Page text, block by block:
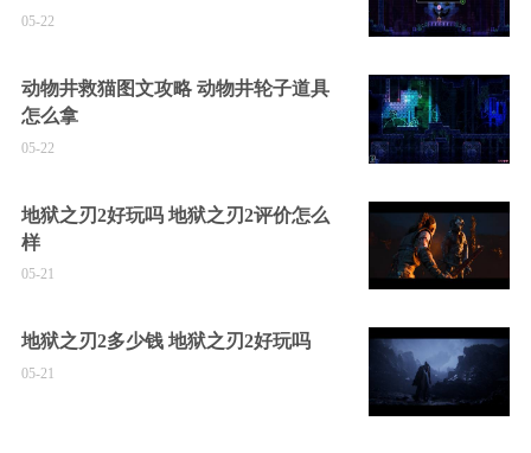
05-22
动物井救猫图文攻略 动物井轮子道具
怎么拿
05-22
地狱之刃2好玩吗 地狱之刃2评价怎么
样
05-21
地狱之刃2多少钱 地狱之刃2好玩吗
05-21